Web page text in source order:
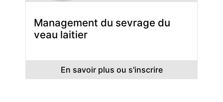
Management du sevrage du
veau laitier
En savoir plus ou s'inscrire